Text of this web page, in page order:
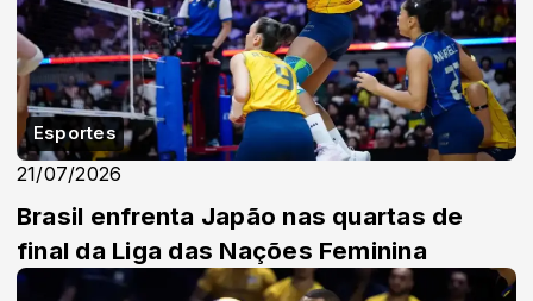
Esportes
21/07/2026
Brasil enfrenta Japão nas quartas de
final da Liga das Nações Feminina